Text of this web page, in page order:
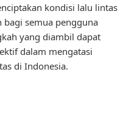
kondisi lalu lintas
bagi semua pengguna
yang diambil dapat
dalam mengatasi
di Indonesia.